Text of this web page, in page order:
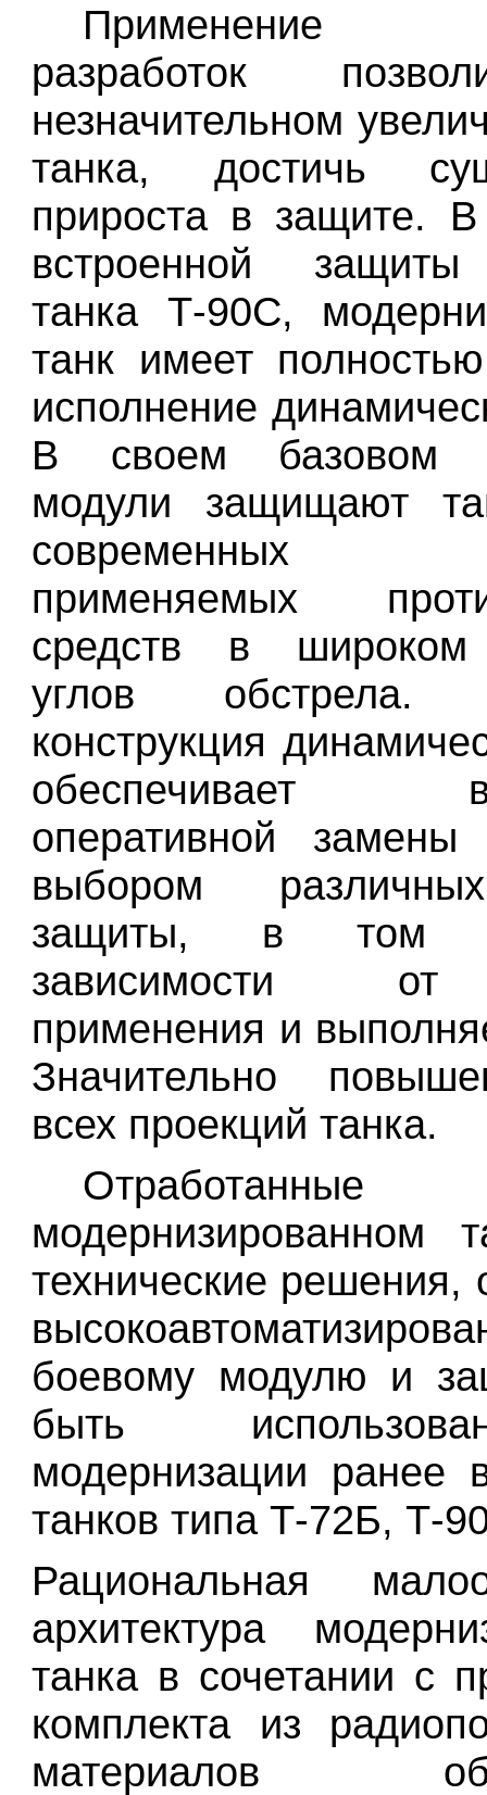
Применение
разработок
незначительном
танка, достичь
прироста в защите. В
встроенной защиты
танка Т-90С,
танк имеет
исполнение
В своем базовом
модули защищают
современных
применяемых
средств в широком
углов обстрела.
конструкция
обеспечивает
оперативной
выбором
защиты, в том
зависимости от
применения и
Значительно
всех проекций танка.
модернизированном
технические решения,
боевому модулю и
быть
модернизации ранее
танков типа Т-72Б, Т-
Рациональная
архитектура
танка в сочетании с
комплекта из
материалов